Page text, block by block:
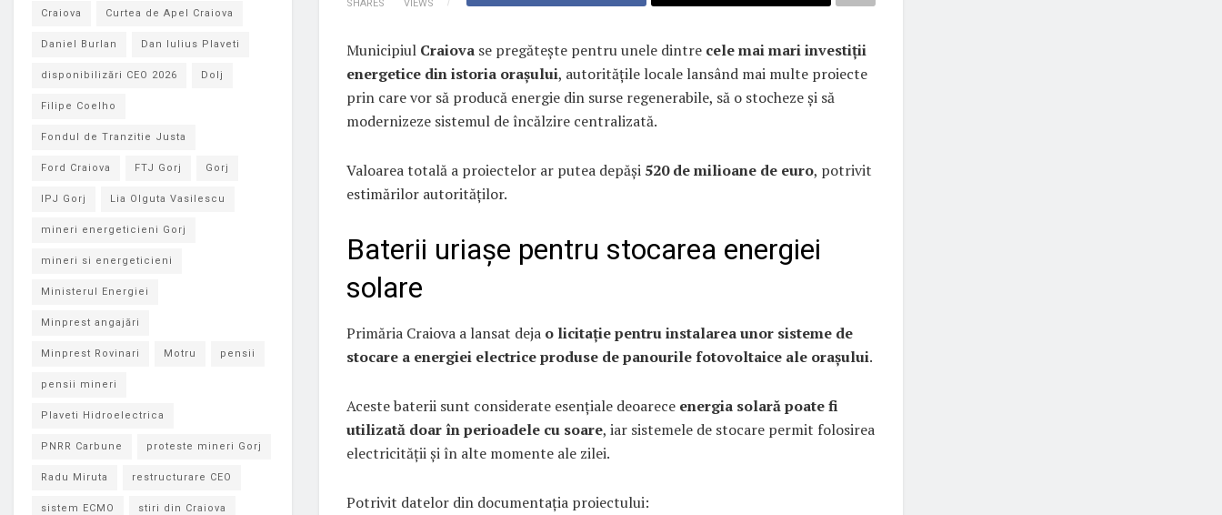
SHARES VIEWS
Municipiul Craiova se pregătește pentru unele dintre cele mai mari investiții
energetice din istoria orașului, autoritățile locale lansând mai multe proiecte
prin care vor să producă energie din surse regenerabile, să o stocheze și să
modernizeze sistemul de încălzire centralizată.
Valoarea totală a proiectelor ar putea depăși 520 de milioane de euro, potrivit
estimărilor autorităților.
Baterii uriașe pentru stocarea energiei
solare
Primăria Craiova a lansat deja o licitație pentru instalarea unor sisteme de
stocare a energiei electrice produse de panourile fotovoltaice ale orașului.
Aceste baterii sunt considerate esențiale deoarece energia solară poate fi
utilizată doar în perioadele cu soare, iar sistemele de stocare permit folosirea
electricității și în alte momente ale zilei.
Potrivit datelor din documentația proiectului:
Craiova Curtea de Apel Craiova
Daniel Burlan Dan Iulius Plaveti
disponibilizări CEO 2026 Dolj
Filipe Coelho
Fondul de Tranzitie Justa
Ford Craiova FTJ Gorj Gorj
IPJ Gorj Lia Olguta Vasilescu
mineri energeticieni Gorj
mineri si energeticieni
Ministerul Energiei
Minprest angajări
Minprest Rovinari Motru pensii
pensii mineri
Plaveti Hidroelectrica
PNRR Carbune proteste mineri Gorj
Radu Miruta restructurare CEO
sistem ECMO stiri din Craiova